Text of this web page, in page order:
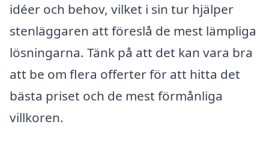
idéer och behov, vilket i sin tur hjälper
stenläggaren att föreslå de mest lämpliga
lösningarna. Tänk på att det kan vara bra
att be om flera offerter för att hitta det
bästa priset och de mest förmånliga
villkoren.